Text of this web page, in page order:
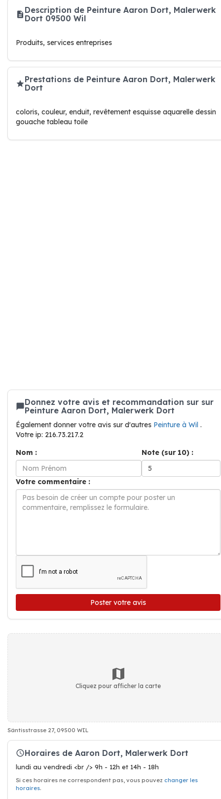
Description de Peinture Aaron Dort, Malerwerk
Dort 09500 Wil
Produits, services entreprises
Prestations de Peinture Aaron Dort, Malerwerk
Dort
coloris, couleur, enduit, revêtement esquisse aquarelle dessin
gouache tableau toile
Donnez votre avis et recommandation sur sur
Peinture Aaron Dort, Malerwerk Dort
Également donner votre avis sur d'autres Peinture à Wil .
Votre ip: 216.73.217.2
Nom :
Note (sur 10) :
Votre commentaire :
Poster votre avis
Cliquez pour afficher la carte
Säntisstrasse 27, 09500 WIL
Horaires de Aaron Dort, Malerwerk Dort
lundi au vendredi <br /> 9h - 12h et 14h - 18h
Si ces horaires ne correspondent pas, vous pouvez changer les
horaires.